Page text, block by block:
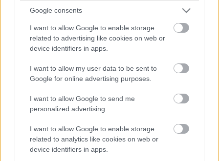
Google consents
I want to allow Google to enable storage
related to advertising like cookies on web or
device identifiers in apps.
I want to allow my user data to be sent to
Google for online advertising purposes.
I want to allow Google to send me
personalized advertising.
I want to allow Google to enable storage
related to analytics like cookies on web or
device identifiers in apps.
tökéletes arányban képes keverni a ...
Két hétig csak fesztiválok
Bár az időjárás még bizonytalankodik,
menthetetlenül elkezdődött az idei szabadtéri
fesztiválszezon. A következő két hét kínálatából ...